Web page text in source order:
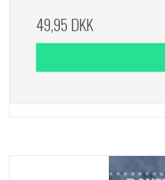
49,95 DKK